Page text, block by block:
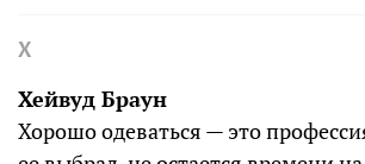
Х
Хейвуд Браун
Хорошо одеваться — это